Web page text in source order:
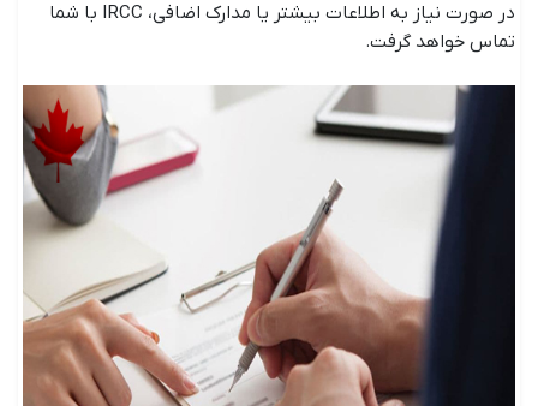
در صورت نیاز به اطلاعات بیشتر یا مدارک اضافی، IRCC با شما
تماس خواهد گرفت.